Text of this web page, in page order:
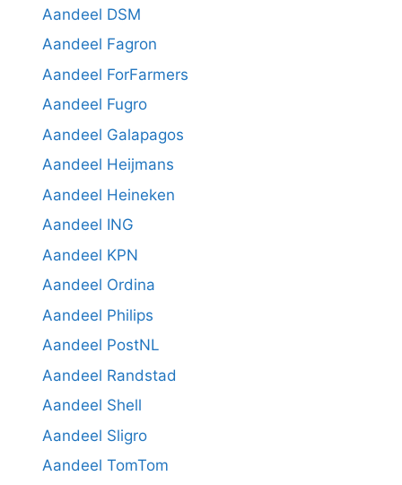
Aandeel DSM
Aandeel Fagron
Aandeel ForFarmers
Aandeel Fugro
Aandeel Galapagos
Aandeel Heijmans
Aandeel Heineken
Aandeel ING
Aandeel KPN
Aandeel Ordina
Aandeel Philips
Aandeel PostNL
Aandeel Randstad
Aandeel Shell
Aandeel Sligro
Aandeel TomTom